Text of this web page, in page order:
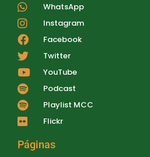
WhatsApp
Instagram
Facebook
Twitter
YouTube
Podcast
Playlist MCC
Flickr
Páginas